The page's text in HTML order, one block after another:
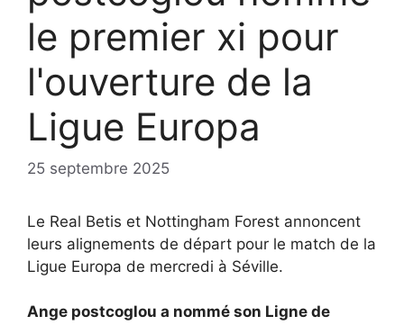
le premier xi pour
l'ouverture de la
Ligue Europa
25 septembre 2025
Le Real Betis et Nottingham Forest annoncent
leurs alignements de départ pour le match de la
Ligue Europa de mercredi à Séville.
Ange postcoglou a nommé son Ligne de